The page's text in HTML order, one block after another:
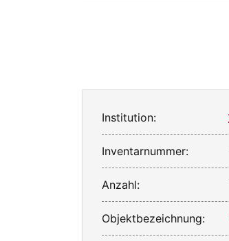
Institution:
Inventarnummer:
Anzahl:
Objektbezeichnung: